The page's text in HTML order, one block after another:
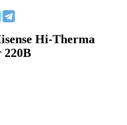
Hi-Therma
220В